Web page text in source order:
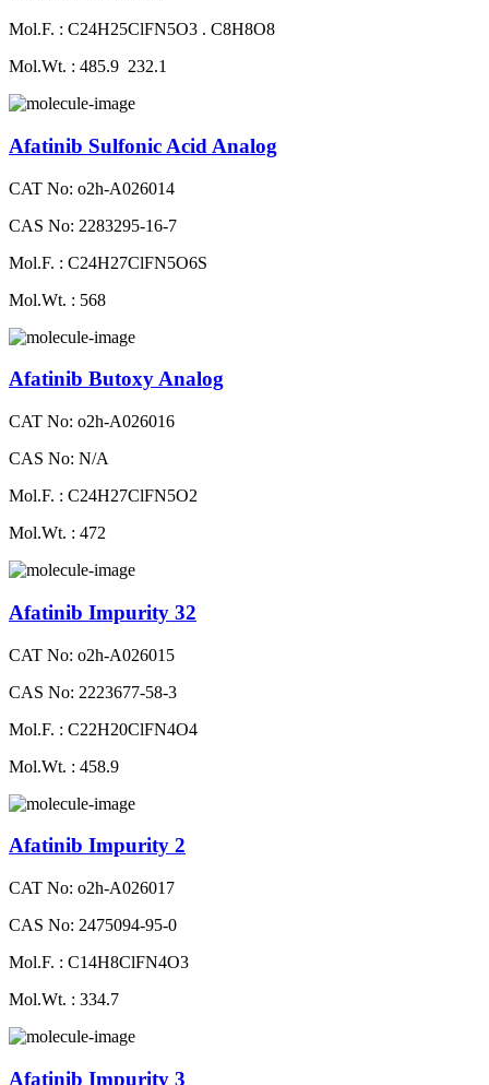
Mol.F. : C24H25ClFN5O3 . C8H8O8
Mol.Wt. : 485.9 232.1
Afatinib Sulfonic Acid Analog
CAT No: o2h-A026014
CAS No: 2283295-16-7
Mol.F. : C24H27ClFN5O6S
Mol.Wt. : 568
Afatinib Butoxy Analog
CAT No: o2h-A026016
CAS No: N/A
Mol.F. : C24H27ClFN5O2
Mol.Wt. : 472
Afatinib Impurity 32
CAT No: o2h-A026015
CAS No: 2223677-58-3
Mol.F. : C22H20ClFN4O4
Mol.Wt. : 458.9
Afatinib Impurity 2
CAT No: o2h-A026017
CAS No: 2475094-95-0
Mol.F. : C14H8ClFN4O3
Mol.Wt. : 334.7
Afatinib Impurity 3